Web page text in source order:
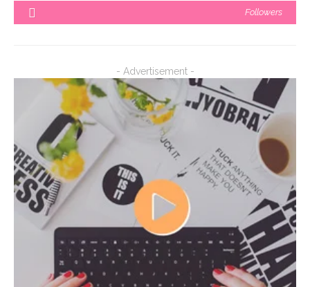
Followers
- Advertisement -